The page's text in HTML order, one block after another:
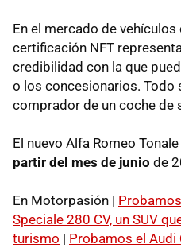
En el mercado de
certificación NFT
credibilidad con la que
o los concesionarios. Todo
comprador de un coche de
El nuevo Alfa Romeo
partir del mes de junio de
En Motorpasión |
Speciale 280 CV, un SUV
turismo | Probamos el Audi